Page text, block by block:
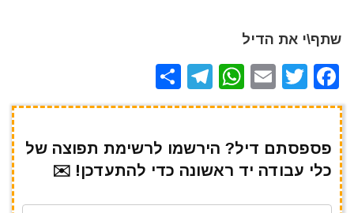
שתף\י את הדיל
F
a
e
b
o
T
w
te
r
E
m
l
W
h
s
A
p
T
el
gr
a
m
h
e
פספסתם דיל? הירשמו לרשימת תפוצה של
כלי עבודה יד ראשונה כדי להתעדכן! ✉️